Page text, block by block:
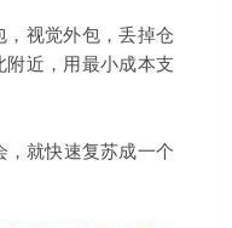
，视觉外包，丢掉仓
附近，用最小成本支
，就快速复苏成一个